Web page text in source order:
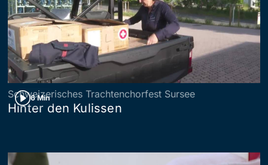
6 Min
Schweizerisches Trachtenchorfest Sursee
Hinter den Kulissen